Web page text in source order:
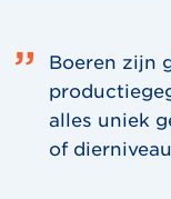
Boeren zijn
alles uniek
of